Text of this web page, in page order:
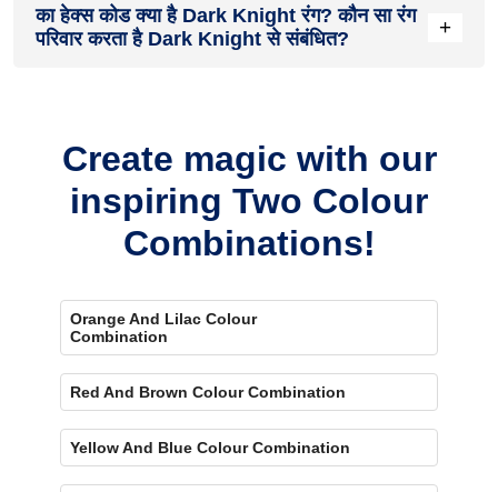
on the walls. To visualize the shade before finalizing,
download our Colour My Space app on Apple or Google Play
concerns.
का हेक्स कोड क्या है Dark Knight रंग? कौन सा रंग
परिवार करता है Dark Knight से संबंधित?
+
Create magic with our
inspiring Two Colour
Combinations!
Orange And Lilac Colour
Combination
Red And Brown Colour Combination
Yellow And Blue Colour Combination